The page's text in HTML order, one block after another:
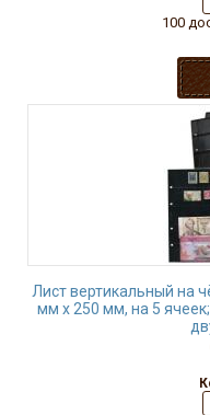
100
Лист вертикальный на
мм х 250 мм, на 5